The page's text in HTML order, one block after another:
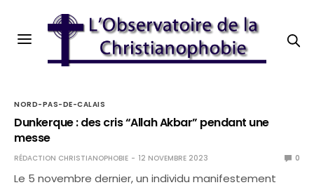
NORD-PAS-DE-CALAIS
Dunkerque : des cris “Allah Akbar” pendant une
messe
RÉDACTION CHRISTIANOPHOBIE 12 NOVEMBRE 2023 0
Le 5 novembre dernier, un individu manifestement